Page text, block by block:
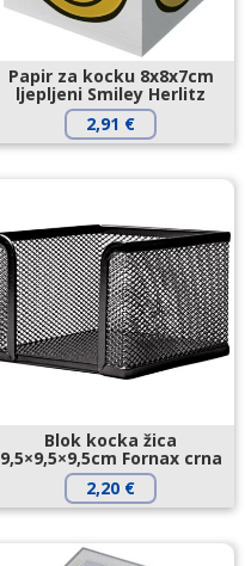
Papir za kocku 8x8x7cm
ljepljeni Smiley Herlitz
2,91 €
Blok kocka žica
9,5×9,5×9,5cm Fornax crna
2,20 €